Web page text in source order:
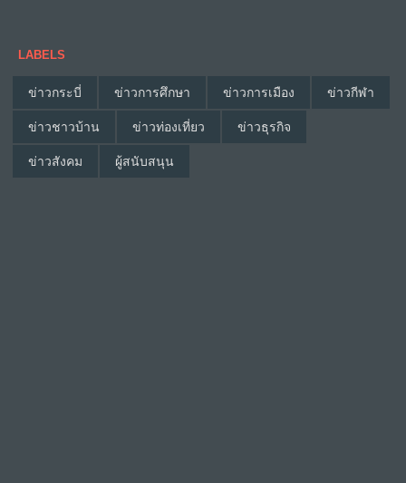
LABELS
ข่าวกระบี่ ข่าวการศึกษา ข่าวการเมือง ข่าวกีฬา
ข่าวชาวบ้าน ข่าวท่องเที่ยว ข่าวธุรกิจ
ข่าวสังคม ผู้สนับสนุน